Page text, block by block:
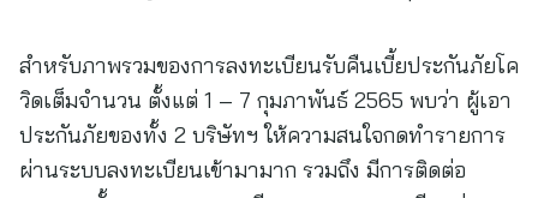
สำหรับภาพรวมของการลงทะเบียนรับคืนเบี้ยประกันภัยโค
วิดเต็มจำนวน ตั้งแต่ 1 – 7 กุมภาพันธ์ 2565 พบว่า ผู้เอา
ประกันภัยของทั้ง 2 บริษัทฯ ให้ความสนใจกดทำรายการ
ผ่านระบบลงทะเบียนเข้ามามาก รวมถึง มีการติดต่อ